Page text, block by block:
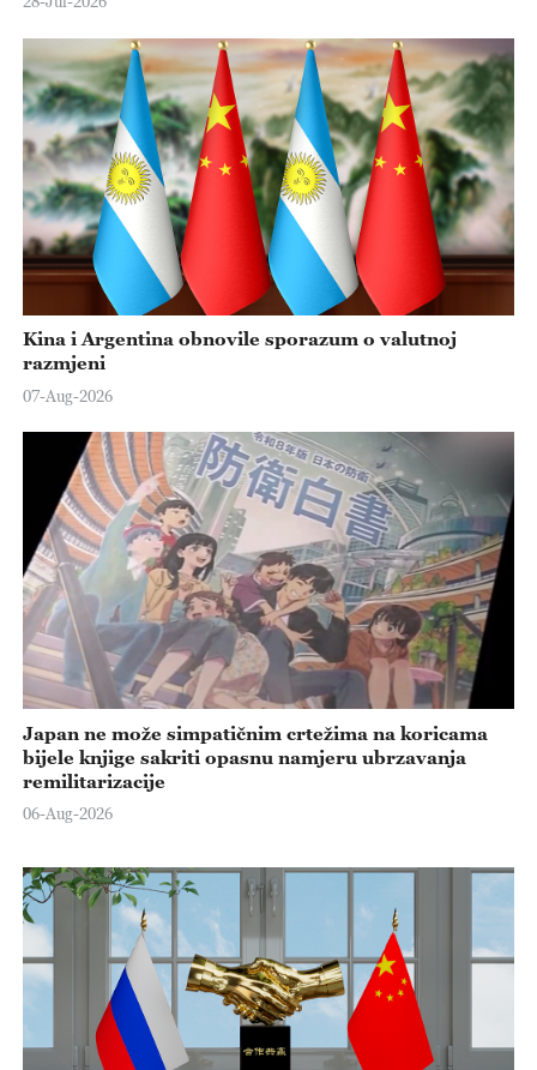
Kina i Argentina obnovile sporazum o valutnoj
razmjeni
07-Aug-2026
Japan ne može simpatičnim crtežima na koricama
bijele knjige sakriti opasnu namjeru ubrzavanja
remilitarizacije
06-Aug-2026